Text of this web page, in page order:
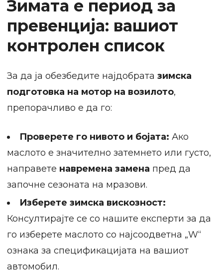
Зимата е период за
превенција: вашиот
контролен список
За да ја обезбедите најдобрата зимска
подготовка на мотор на возилото,
препорачливо е да го:
Проверете го нивото и бојата: Ако
маслото е значително затемнето или густо,
направете навремена замена пред да
започне сезоната на мразови.
Изберете зимска вискозност:
Консултирајте се со нашите експерти за да
го изберете маслото со најсоодветна „W“
ознака за спецификацијата на вашиот
автомобил.